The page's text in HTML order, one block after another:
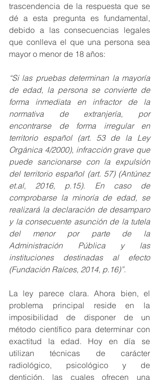
trascendencia de la respuesta que se
dé a esta pregunta es fundamental,
debido a las consecuencias legales
que conlleva el que una persona sea
mayor o menor de 18 años:
“Si las pruebas determinan la mayoría
de edad, la persona se convierte de
forma inmediata en infractor de la
normativa de extranjería, por
encontrarse de forma irregular en
territorio español (art. 53 de la Ley
Orgánica 4/2000), infracción grave que
puede sancionarse con la expulsión
del territorio español (art. 57) (Antúnez
et.al, 2016, p.15). En caso de
comprobarse la minoría de edad, se
realizará la declaración de desamparo
y la consecuente asunción de la tutela
del menor por parte de la
Administración Pública y las
instituciones destinadas al efecto
(Fundación Raíces, 2014, p.16)”.
La ley parece clara. Ahora bien, el
problema principal reside en la
imposibilidad de disponer de un
método científico para determinar con
exactitud la edad. Hoy en día se
utilizan técnicas de carácter
radiológico, psicológico y de
dentición, las cuales ofrecen una